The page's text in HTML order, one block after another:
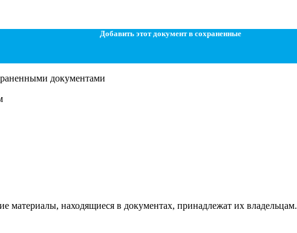
Добавить этот документ в сохраненные
документами
материалы, находящиеся в документах, принадлежат их владельцам.